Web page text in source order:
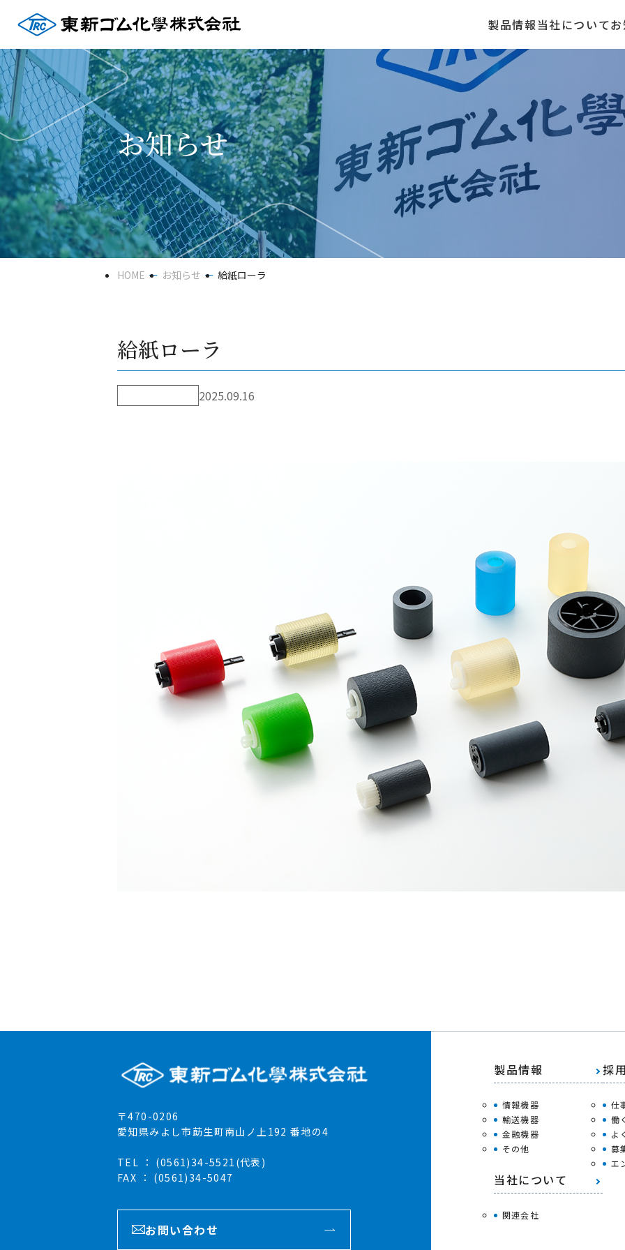
製品情報当社について
お知らせ
HOME お知らせ 給紙ローラ
給紙ローラ
2025.09.16
〒470-0206
愛知県みよし市莇生町南山ノ上192 番地の4
TEL ： (0561)34-5521(代表)
FAX ： (0561)34-5047
お問い合わせ
製品情報
情報機器
輸送機器
金融機器
その他
当社について
関連会社
採
仕
働
よ
募
エ